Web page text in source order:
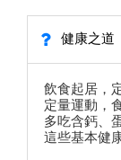
健康之道
飲食起居，
定量運動，
多吃含鈣、
這些基本健